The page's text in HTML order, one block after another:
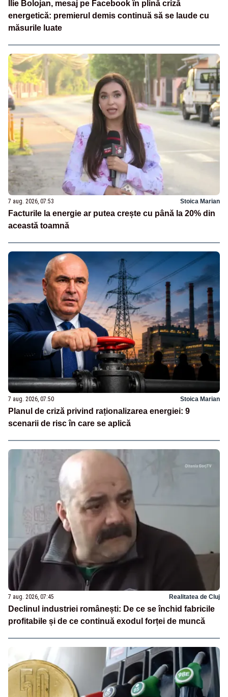
Ilie Bolojan, mesaj pe Facebook în plină criză
energetică: premierul demis continuă să se laude cu
măsurile luate
7 aug. 2026, 07:53 Stoica Marian
Facturile la energie ar putea crește cu până la 20% din
această toamnă
7 aug. 2026, 07:50 Stoica Marian
Planul de criză privind raționalizarea energiei: 9
scenarii de risc în care se aplică
7 aug. 2026, 07:45 Realitatea de Cluj
Declinul industriei românești: De ce se închid fabricile
profitabile și de ce continuă exodul forței de muncă